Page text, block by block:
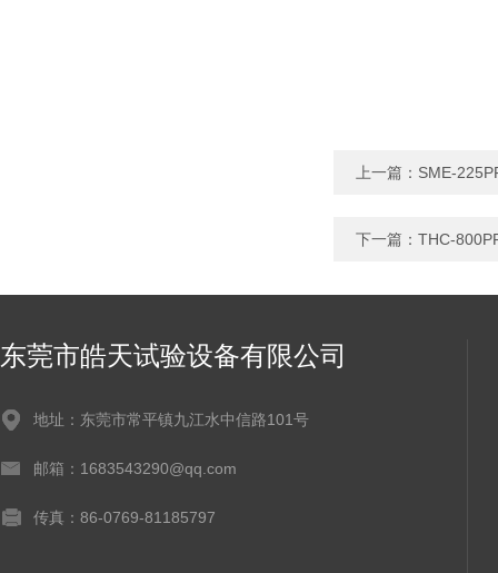
上一篇： SME-
下一篇： THC-
东莞市皓天试验设备有限公司
地址：东莞市常平镇九江水中信路101号
邮箱：1683543290@qq.com
传真：86-0769-81185797